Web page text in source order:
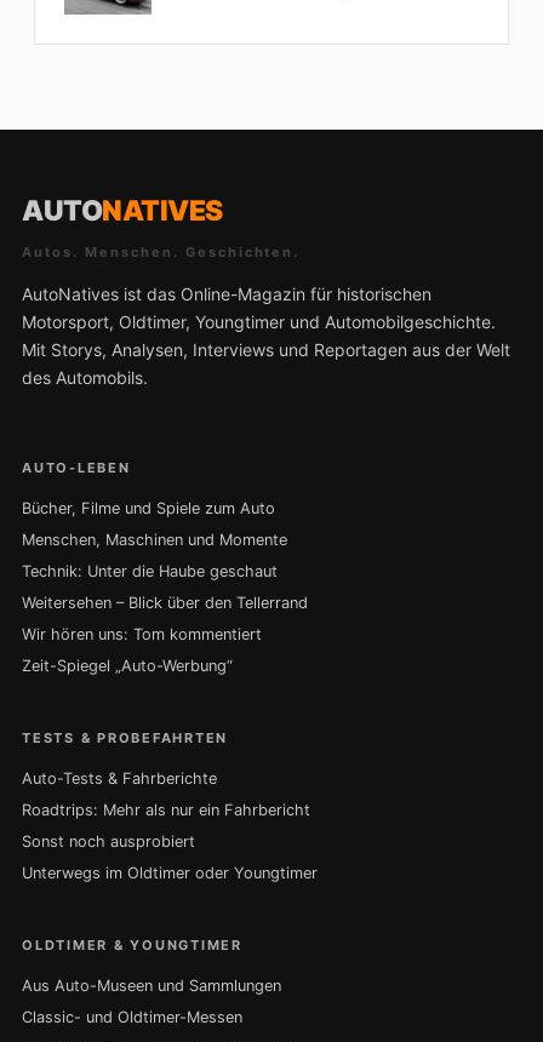
AUTONATIVES
Autos. Menschen. Geschichten.
AutoNatives ist das Online-Magazin für historischen
Motorsport, Oldtimer, Youngtimer und Automobilgeschichte.
Mit Storys, Analysen, Interviews und Reportagen aus der Welt
des Automobils.
AUTO-LEBEN
Bücher, Filme und Spiele zum Auto
Menschen, Maschinen und Momente
Technik: Unter die Haube geschaut
Weitersehen – Blick über den Tellerrand
Wir hören uns: Tom kommentiert
Zeit-Spiegel „Auto-Werbung“
TESTS & PROBEFAHRTEN
Auto-Tests & Fahrberichte
Roadtrips: Mehr als nur ein Fahrbericht
Sonst noch ausprobiert
Unterwegs im Oldtimer oder Youngtimer
OLDTIMER & YOUNGTIMER
Aus Auto-Museen und Sammlungen
Classic- und Oldtimer-Messen